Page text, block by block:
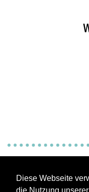
Diese Webseite
die Nutzung